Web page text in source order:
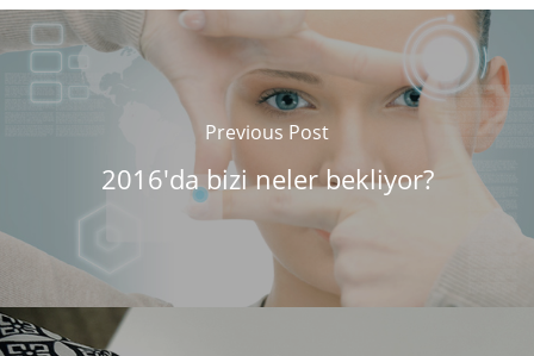
Previous Post
2016'da bizi neler bekliyor?